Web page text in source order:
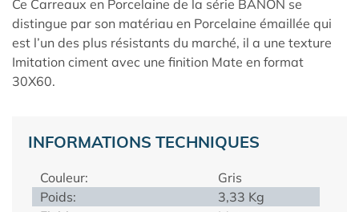
Ce Carreaux en Porcelaine de la série BANON se
distingue par son matériau en Porcelaine émaillée qui
est l’un des plus résistants du marché, il a une texture
Imitation ciment avec une finition Mate en format
30X60.
INFORMATIONS TECHNIQUES
Couleur:
Gris
Poids:
3,33 Kg